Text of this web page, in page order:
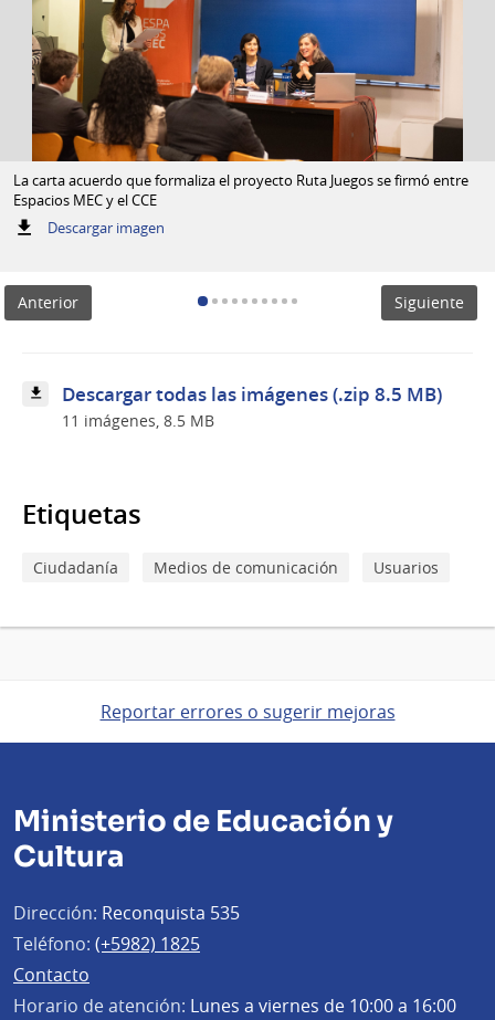
La carta acuerdo que formaliza el proyecto Ruta Juegos se firmó entre
Espacios MEC y el CCE
Descargar imagen:
Ruta
Juegos
se
CCE
Anterior Siguiente
Descargar todas las imágenes (.zip 8.5 MB)
11 imágenes, 8.5 MB
Etiquetas
Ciudadanía Medios de comunicación Usuarios
Reportar errores o sugerir mejoras
Ministerio de Educación y
Cultura
Dirección: Reconquista 535
Teléfono: (+5982) 1825
Contacto
Horario de atención: Lunes a viernes de 10:00 a 16:00